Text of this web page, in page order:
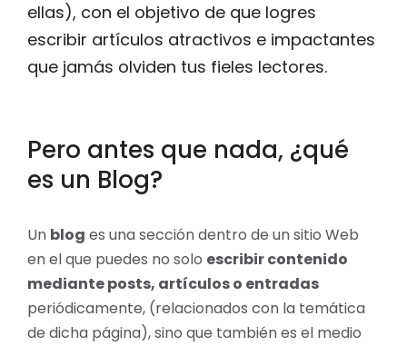
ellas), con el objetivo de que logres
escribir artículos atractivos e impactantes
que jamás olviden tus fieles lectores.
Pero antes que nada, ¿qué
es un Blog?
Un blog es una sección dentro de un sitio Web
en el que puedes no solo escribir contenido
mediante posts, artículos o entradas
periódicamente, (relacionados con la temática
de dicha página), sino que también es el medio